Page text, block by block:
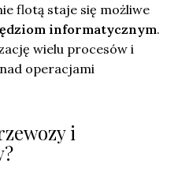
flotą staje się możliwe
informatycznym.
wielu procesów i
operacjami
i